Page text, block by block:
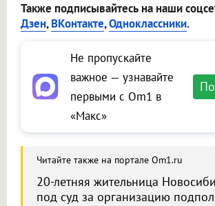
Также подписывайтесь на наши
Дзен,ВКонтакте,Одноклассники.
Не пропускайте
важное — узнавайте
первыми с Om1 в
«Макс»
Читайте также на портале Om1.ru
20-летняя жительница
под суд за организацию